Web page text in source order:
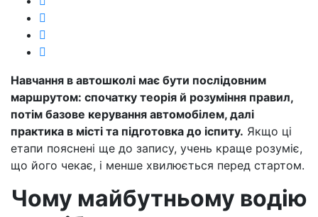
Навчання в автошколі має бути послідовним
маршрутом: спочатку теорія й розуміння правил,
потім базове керування автомобілем, далі
практика в місті та підготовка до іспиту. Якщо ці
етапи пояснені ще до запису, учень краще розуміє,
що його чекає, і менше хвилюється перед стартом.
Чому майбутньому водію